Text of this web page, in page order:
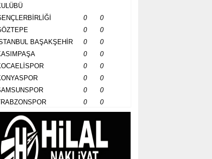
0
0
0
0
BAŞAKŞEHİR 0
0
0
0
0
0
0
0
0
0
0 0